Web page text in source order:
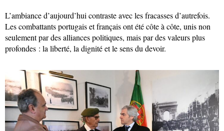
L’ambiance d’aujourd’hui contraste avec les fracasses d’autrefois.
Les combattants portugais et français ont été côte à côte, unis non
seulement par des alliances politiques, mais par des valeurs plus
profondes : la liberté, la dignité et le sens du devoir.